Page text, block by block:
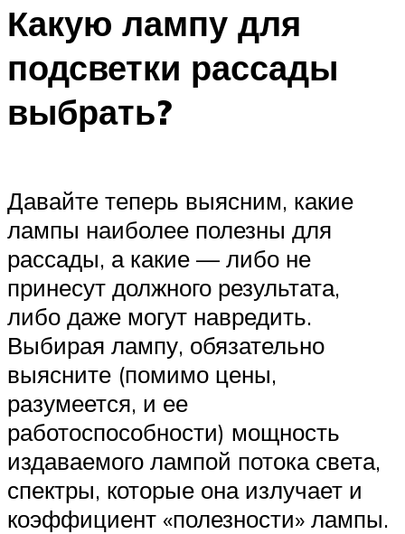
Какую лампу для
подсветки рассады
выбрать?
Давайте теперь выясним, какие
лампы наиболее полезны для
рассады, а какие — либо не
принесут должного результата,
либо даже могут навредить.
Выбирая лампу, обязательно
выясните (помимо цены,
разумеется, и ее
работоспособности) мощность
издаваемого лампой потока света,
спектры, которые она излучает и
коэффициент «полезности» лампы.